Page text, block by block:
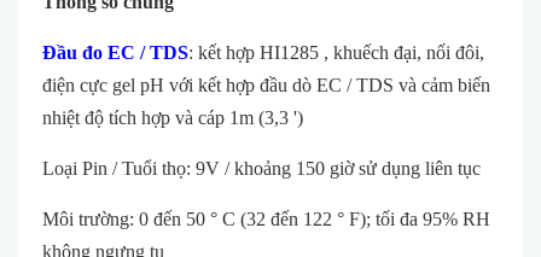
Đầu đo EC / TDS: kết hợp HI1285 , khuếch đại, nối đôi,
điện cực gel pH với kết hợp đầu dò EC / TDS và cảm biến
nhiệt độ tích hợp và cáp 1m (3,3 ')
Loại Pin / Tuổi thọ: 9V / khoảng 150 giờ sử dụng liên tục
Môi trường: 0 đến 50 ° C (32 đến 122 ° F); tối đa 95% RH
không ngưng tụ